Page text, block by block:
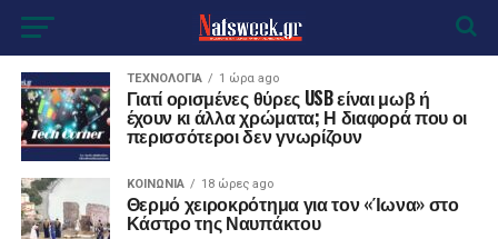
ΤΕΧΝΟΛΟΓΙΑ 1 ώρα ago
Γιατί ορισμένες θύρες USB είναι μωβ ή
έχουν κι άλλα χρώματα; Η διαφορά που οι
περισσότεροι δεν γνωρίζουν
ΚΟΙΝΩΝΙΑ 18 ώρες ago
Θερμό χειροκρότημα για τον «Ίωνα» στο
Κάστρο της Ναυπάκτου